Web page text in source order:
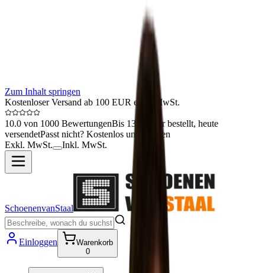
Zum Inhalt springen
Kostenloser Versand ab 100 EUR exkl. MwSt.
10.0 von 1000 BewertungenBis 13:00 Uhr bestellt, heute
versendetPasst nicht? Kostenlos umtauschen
Exkl. MwSt.
Inkl. MwSt.
SchoenenvanStaal
Einloggen
Warenkorb
0